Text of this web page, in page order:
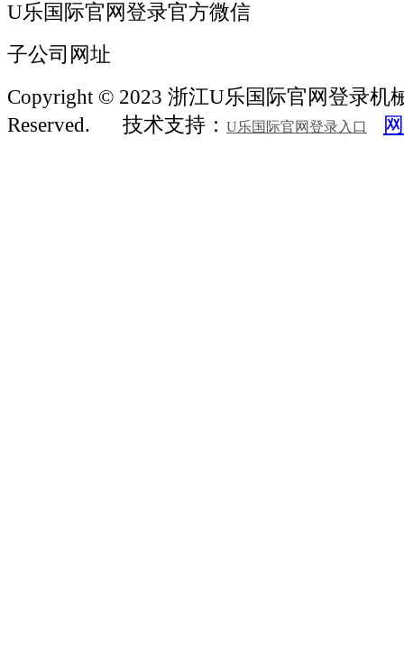
U乐国际官网登录官方微信
子公司网址
Copyright © 2023 浙江U乐国际官网登录机
Reserved.
技术支持： U乐国际官网登录入口